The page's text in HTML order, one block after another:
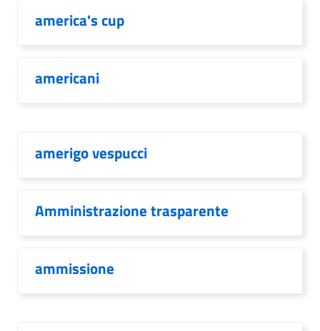
america's cup
americani
amerigo vespucci
Amministrazione trasparente
ammissione